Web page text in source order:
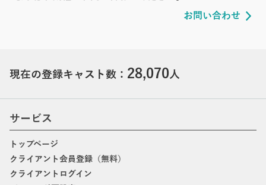
お問い合わせ
現在の登録キャスト数： 28,070人
サービス
トップページ
クライアント会員登録（無料）
クライアントログイン